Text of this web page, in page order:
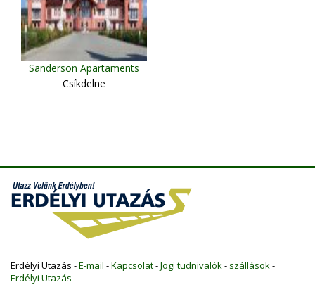
Sanderson Apartaments
Csíkdelne
Erdélyi Utazás -E-mail -Kapcsolat-Jogi tudnivalók- szállások-
Erdélyi Utazás